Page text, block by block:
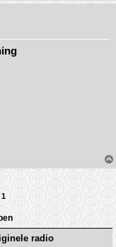
1
radio